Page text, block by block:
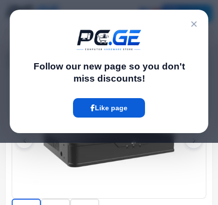
×
Follow our new page so you don't
miss discounts!
Like page
16 არხიანი IP Video ჩამწერი NVR - 1 მყარი Drive, Prime სერია
‹ ›